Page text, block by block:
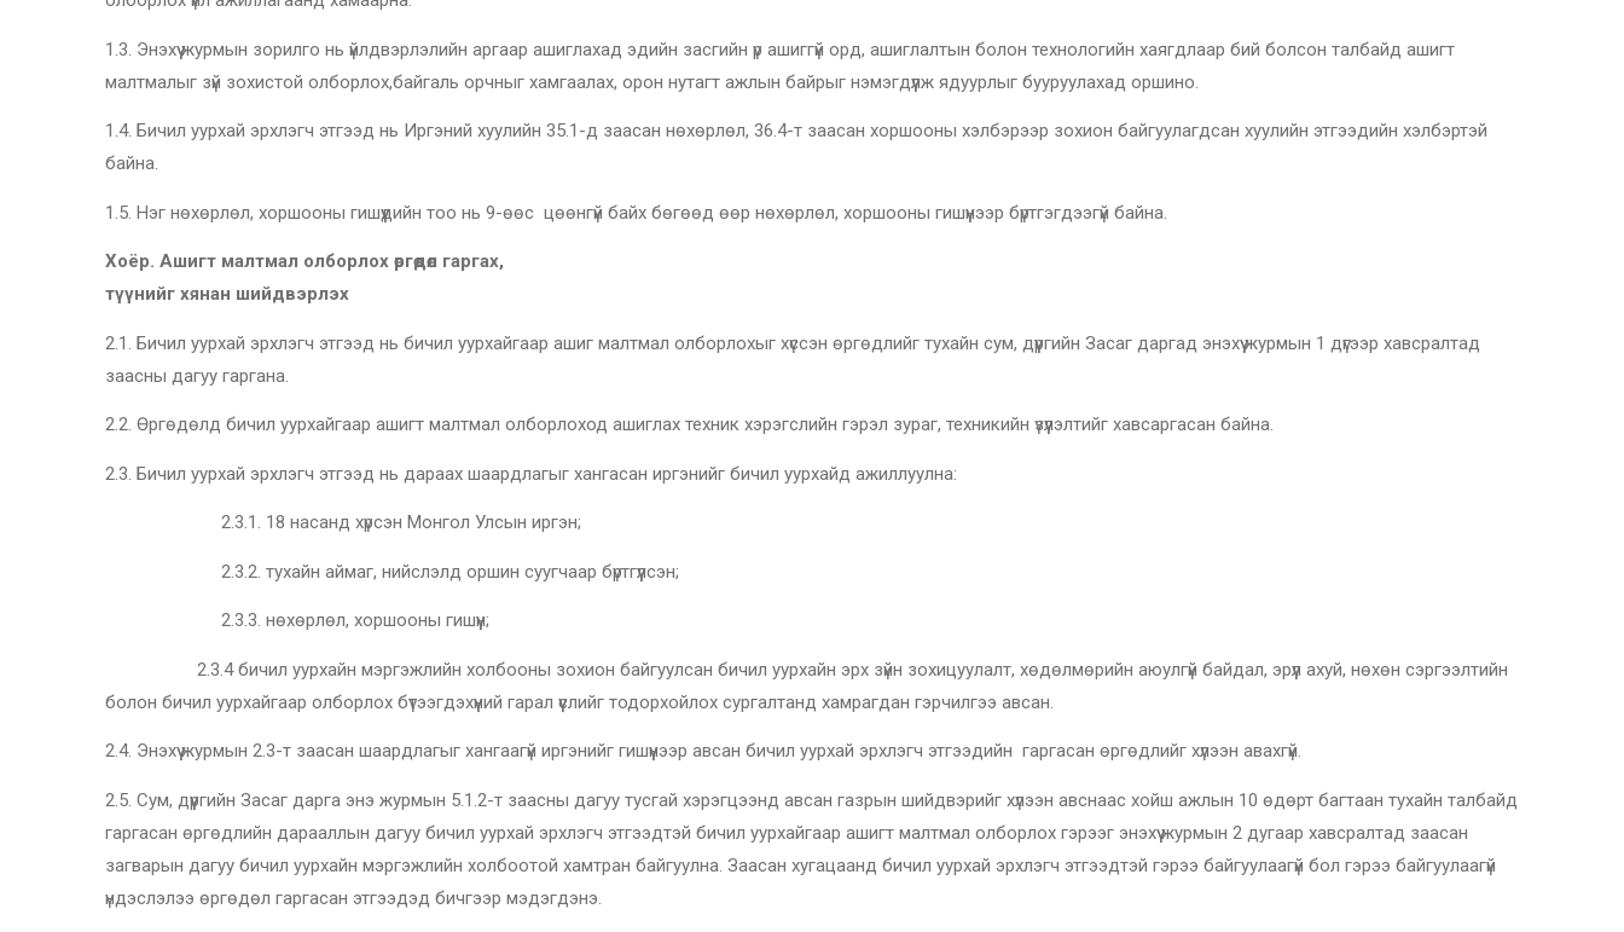
1.3. Энэхүү журмын зорилго нь үйлдвэрлэлийн аргаар ашиглахад эдийн засгийн үр ашиггүй орд, ашиглалтын болон технологийн хаягдлаар бий болсон талбайд ашигт
малтмалыг зүй зохистой олборлох,байгаль орчныг хамгаалах, орон нутагт ажлын байрыг нэмэгдүүлж ядуурлыг бууруулахад оршино.
1.4. Бичил уурхай эрхлэгч этгээд нь Иргэний хуулийн 35.1-д заасан нөхөрлөл, 36.4-т заасан хоршооны хэлбэрээр зохион байгуулагдсан хуулийн этгээдийн хэлбэртэй
байна.
1.5. Нэг нөхөрлөл, хоршооны гишүүдийн тоо нь 9-өөс цөөнгүй байх бөгөөд өөр нөхөрлөл, хоршооны гишүүнээр бүртгэгдээгүй байна.
Хоёр. Ашигт малтмал олборлох өргөдөл гаргах,
түүнийг хянан шийдвэрлэх
2.1. Бичил уурхай эрхлэгч этгээд нь бичил уурхайгаар ашиг малтмал олборлохыг хүссэн өргөдлийг тухайн сум, дүүргийн Засаг даргад энэхүү журмын 1 дүгээр хавсралтад
заасны дагуу гаргана.
2.2. Өргөдөлд бичил уурхайгаар ашигт малтмал олборлоход ашиглах техник хэрэгслийн гэрэл зураг, техникийн үзүүлэлтийг хавсаргасан байна.
2.3. Бичил уурхай эрхлэгч этгээд нь дараах шаардлагыг хангасан иргэнийг бичил уурхайд ажиллуулна:
2.3.1. 18 насанд хүрсэн Монгол Улсын иргэн;
2.3.2. тухайн аймаг, нийслэлд оршин суугчаар бүртгүүлсэн;
2.3.3. нөхөрлөл, хоршооны гишүүн;
2.3.4 бичил уурхайн мэргэжлийн холбооны зохион байгуулсан бичил уурхайн эрх зүйн зохицуулалт, хөдөлмөрийн аюулгүй байдал, эрүүл ахуй, нөхөн сэргээлтийн
болон бичил уурхайгаар олборлох бүтээгдэхүүний гарал үүслийг тодорхойлох сургалтанд хамрагдан гэрчилгээ авсан.
2.4. Энэхүү журмын 2.3-т заасан шаардлагыг хангаагүй иргэнийг гишүүнээр авсан бичил уурхай эрхлэгч этгээдийн гаргасан өргөдлийг хүлээн авахгүй.
2.5. Сум, дүүргийн Засаг дарга энэ журмын 5.1.2-т заасны дагуу тусгай хэрэгцээнд авсан газрын шийдвэрийг хүлээн авснаас хойш ажлын 10 өдөрт багтаан тухайн талбайд
гаргасан өргөдлийн дарааллын дагуу бичил уурхай эрхлэгч этгээдтэй бичил уурхайгаар ашигт малтмал олборлох гэрээг энэхүү журмын 2 дугаар хавсралтад заасан
загварын дагуу бичил уурхайн мэргэжлийн холбоотой хамтран байгуулна. Заасан хугацаанд бичил уурхай эрхлэгч этгээдтэй гэрээ байгуулаагүй бол гэрээ байгуулаагүй
үндэслэлээ өргөдөл гаргасан этгээдэд бичгээр мэдэгдэнэ.